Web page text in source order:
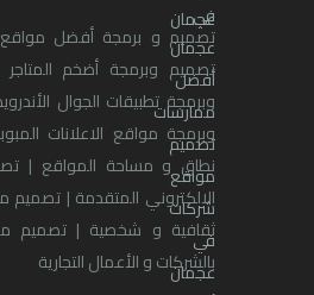
تصميم و برمجة أفضل مواقع
تصميم وبرمجة أضخم المتاجر
وبرمجة تطبيقات الجوال
وبرمجة مواقع الاعلانات
نطاق و مساحة المواقع |
الالكتروني المتقدمة | تصميم
ثقافية و شخصية | تصميم
بالشركات و الأعمال التجارية